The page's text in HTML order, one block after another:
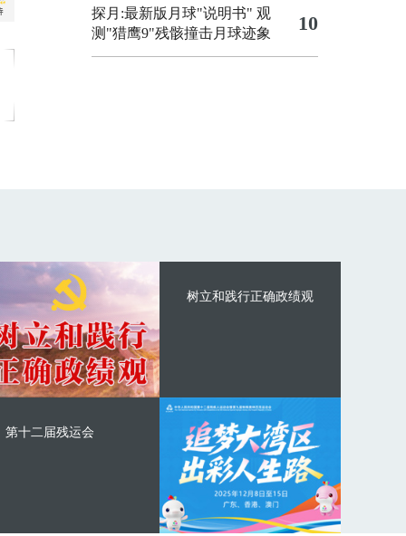
探月:最新版月球"说明书" 观
测"猎鹰9"残骸撞击月球迹象
10
树立和践行正确政绩观
第十二届残运会